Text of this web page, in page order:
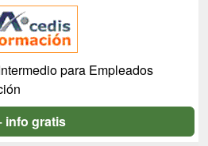
para Empleados
info gratis